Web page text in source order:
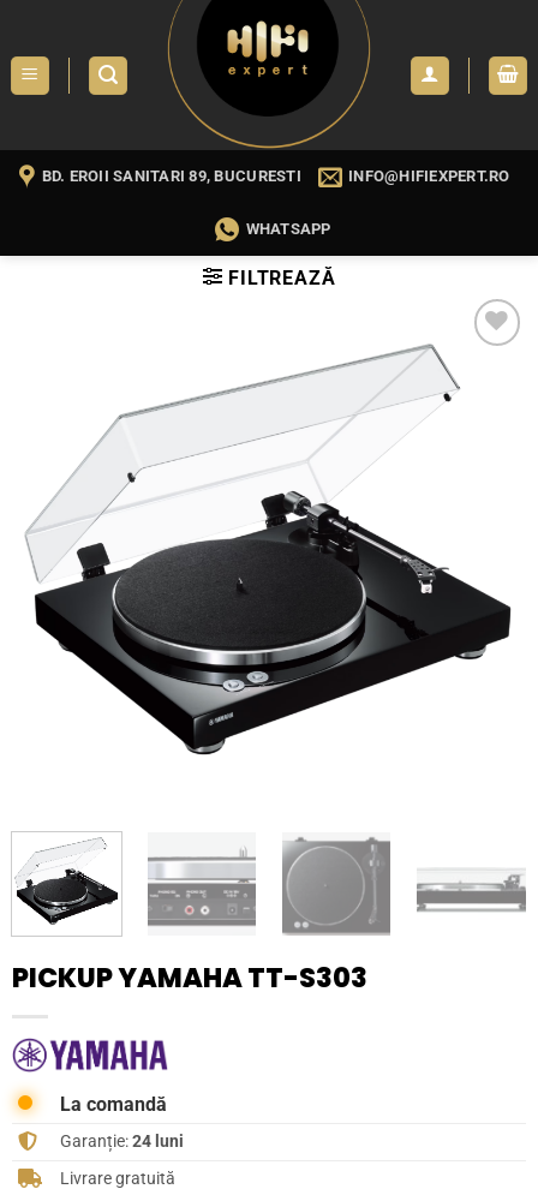
content
BD. EROII SANITARI 89, BUCURESTI INFO@HIFIEXPERT.RO
WHATSAPP
FILTREAZĂ
WISHLIST
PICKUP YAMAHA TT-S303
La comandă
Garanție:24 luni
Livrare gratuită